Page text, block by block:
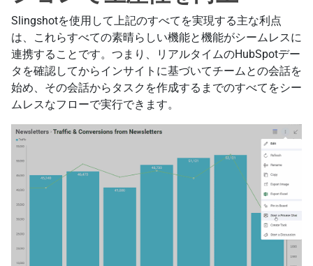
Slingshotを使用して上記のすべてを実現する主な利点
は、これらすべての素晴らしい機能と機能がシームレスに
連携することです。つまり、リアルタイムのHubSpotデー
タを確認してからインサイトに基づいてチームとの会話を
始め、その会話からタスクを作成するまでのすべてをシー
ムレスなフローで実行できます。